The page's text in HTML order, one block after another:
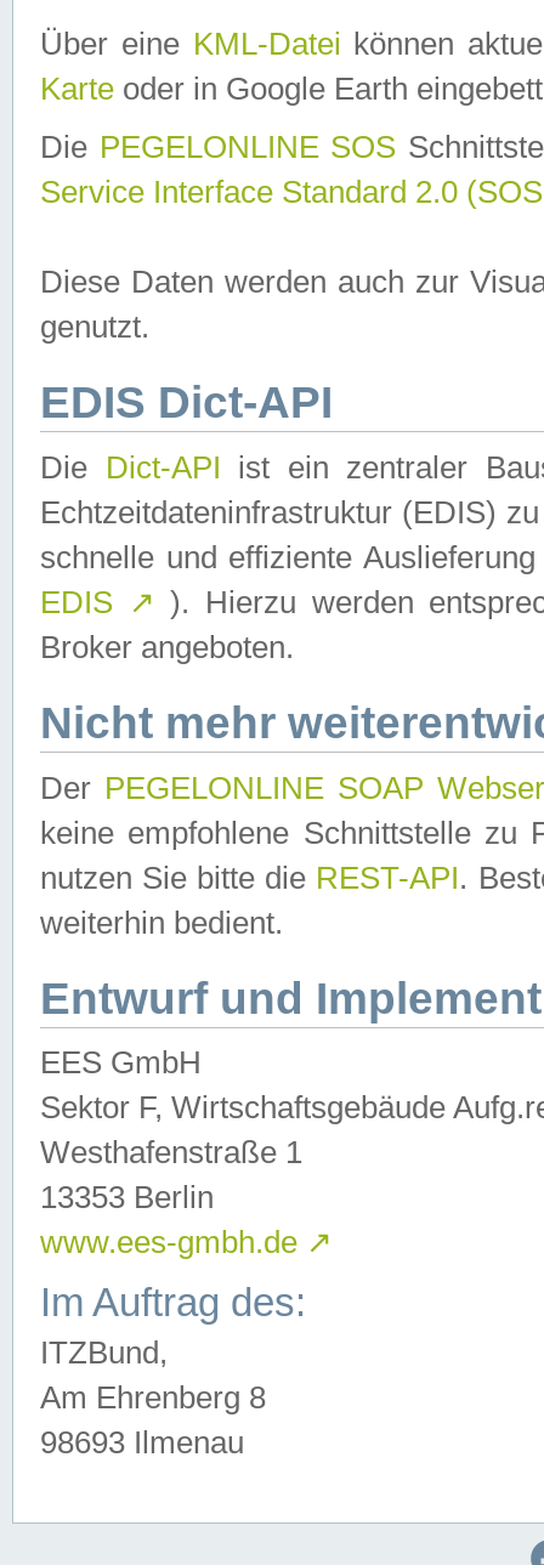
Über eine KML-Datei können
Karte oder in Google Earth
Die PEGELONLINE SOS
Service Interface Standard 2.0
Diese Daten werden auch zur
genutzt.
EDIS Dict-API
Die Dict-API ist ein zentraler
Echtzeitdateninfrastruktur (EDIS)
schnelle und effiziente
EDIS ↗ ). Hierzu werden
Broker angeboten.
Nicht mehr
Der PEGELONLINE SOAP
keine empfohlene Schnittstelle zu
nutzen Sie bitte die REST-API.
weiterhin bedient.
Entwurf und
EES GmbH
Sektor F, Wirtschaftsgebäude
Westhafenstraße 1
13353 Berlin
www.ees-gmbh.de ↗
Im Auftrag des:
ITZBund,
Am Ehrenberg 8
98693 Ilmenau